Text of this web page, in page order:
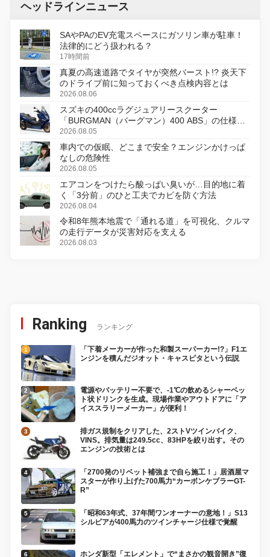
ヘッドラインニュース
SAやPAのEV充電スペースにガソリン車が駐車！
法律的にどう扱われる？
17時間前
真夏の高速道路でタイヤが突然バースト!? 炎天下
のドライブ前に知っておくべき点検内容とは
2026.08.06
スズキの400ccラグジュアリースクーター
「BURGMAN（バーグマン）400 ABS」の仕様を
変更し、8月18日に発売
2026.08.05
車内での仮眠、どこまで安全？エンジンかけっぱ
なしの危険性
2026.08.05
エアコンをつけたら酸っぱい臭いが…目的地に着
く「3分前」のひと工夫でカビを防ぐ方法
2026.08.04
令和8年熊本地震で「通れる道」を可視化、クルマ
の走行データが災害対応を支える
2026.08.03
Ranking ランキング
「下着メーカーが作った和製スーパーカー!?」F1エ
ンジンを積んだジオット・キャスピタという伝説
電源やバッテリー不要で、-1℃の飲めるシャーベッ
ト状ドリンクを生成。現場作業やアウトドアに「ア
イススラリーメーカー」が便利！
排ガス規制をクリアした、2ストVツインバイク、
VINS。排気量は249.5cc、83HPを絞り出す。その
エンジンの技術とは
「2700発のリベット補強まで自ら施工！」居酒屋マ
スターが作り上げた700馬力“カーボンケブラーGT-
R”
「昭和63年式、37年間ワンオーナーの意地！」S13
シルビアが400馬力のツインチャージ仕様で覚醒
ホンダ新型「エレメント」で“まさかの観音開き”復